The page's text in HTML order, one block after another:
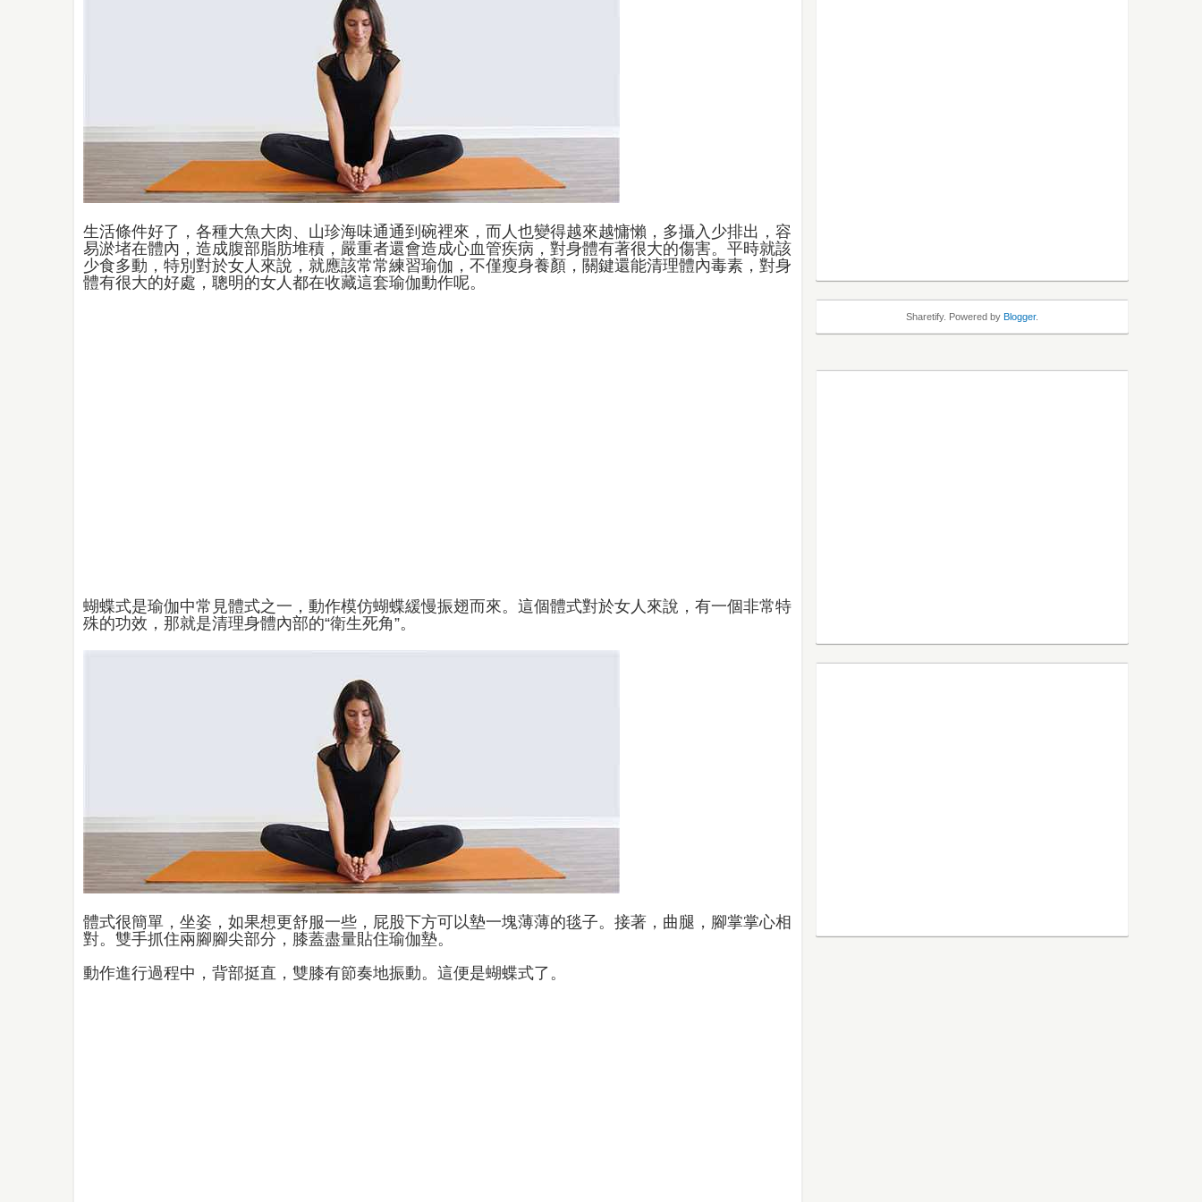
生活條件好了，各種大魚大肉、山珍海味通通到碗裡來，而人也變得越來越慵懶，多攝入少排出，容
易淤堵在體內，造成腹部脂肪堆積，嚴重者還會造成心血管疾病，對身體有著很大的傷害。平時就該
少食多動，特別對於女人來說，就應該常常練習瑜伽，不僅瘦身養顏，關鍵還能清理體內毒素，對身
體有很大的好處，聰明的女人都在收藏這套瑜伽動作呢。
蝴蝶式是瑜伽中常見體式之一，動作模仿蝴蝶緩慢振翅而來。這個體式對於女人來說，有一個非常特
殊的功效，那就是清理身體內部的“衛生死角”。
體式很簡單，坐姿，如果想更舒服一些，屁股下方可以墊一塊薄薄的毯子。接著，曲腿，腳掌掌心相
對。雙手抓住兩腳腳尖部分，膝蓋盡量貼住瑜伽墊。
動作進行過程中，背部挺直，雙膝有節奏地振動。這便是蝴蝶式了。
Sharetify. Powered by Blogger.